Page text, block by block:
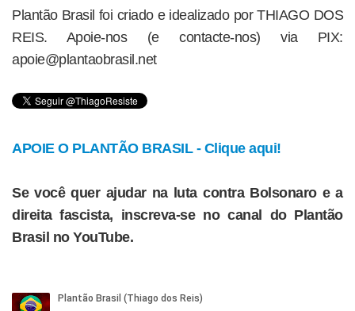
Plantão Brasil foi criado e idealizado por THIAGO DOS
REIS. Apoie-nos (e contacte-nos) via PIX:
apoie@plantaobrasil.net
APOIE O PLANTÃO BRASIL - Clique aqui!
Se você quer ajudar na luta contra Bolsonaro e a
direita fascista, inscreva-se no canal do Plantão
Brasil no YouTube.